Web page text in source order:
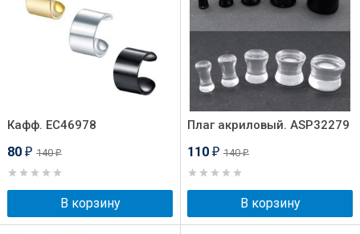
Кафф. EC46978
80 ₽ 140₽
В корзину
Плаг акриловый. ASP32279
110 ₽ 140₽
В корзину